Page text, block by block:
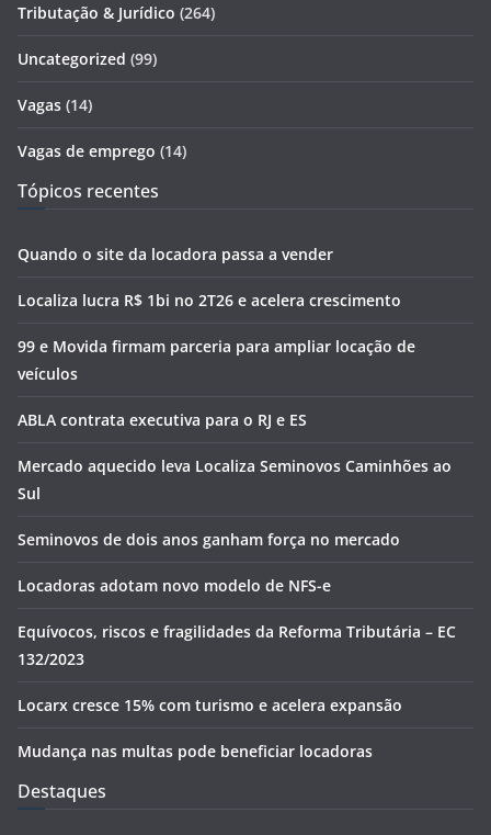
Tributação & Jurídico (264)
Uncategorized (99)
Vagas (14)
Vagas de emprego (14)
Tópicos recentes
Quando o site da locadora passa a vender
Localiza lucra R$ 1bi no 2T26 e acelera crescimento
99 e Movida firmam parceria para ampliar locação de
veículos
ABLA contrata executiva para o RJ e ES
Mercado aquecido leva Localiza Seminovos Caminhões ao
Sul
Seminovos de dois anos ganham força no mercado
Locadoras adotam novo modelo de NFS-e
Equívocos, riscos e fragilidades da Reforma Tributária – EC
132/2023
Locarx cresce 15% com turismo e acelera expansão
Mudança nas multas pode beneficiar locadoras
Destaques